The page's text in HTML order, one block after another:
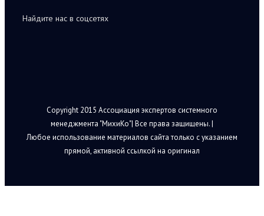
Найдите нас в соцсетях
Copyright 2015 Ассоциация экспертов системного
менеджмента "МихиКо"| Все права защищены. |
Любое использование материалов сайта только с указанием
прямой, активной ссылкой на оригинал